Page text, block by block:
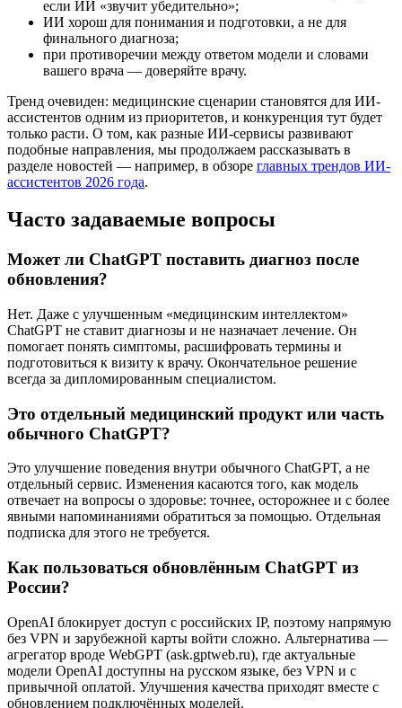
если ИИ «звучит убедительно»;
ИИ хорош для понимания и подготовки, а не для
финального диагноза;
при противоречии между ответом модели и словами
вашего врача — доверяйте врачу.
Тренд очевиден: медицинские сценарии становятся для ИИ-
ассистентов одним из приоритетов, и конкуренция тут будет
только расти. О том, как разные ИИ-сервисы развивают
подобные направления, мы продолжаем рассказывать в
разделе новостей — например, в обзоре главных трендов ИИ-
ассистентов 2026 года.
Часто задаваемые вопросы
Может ли ChatGPT поставить диагноз после
обновления?
Нет. Даже с улучшенным «медицинским интеллектом»
ChatGPT не ставит диагнозы и не назначает лечение. Он
помогает понять симптомы, расшифровать термины и
подготовиться к визиту к врачу. Окончательное решение
всегда за дипломированным специалистом.
Это отдельный медицинский продукт или часть
обычного ChatGPT?
Это улучшение поведения внутри обычного ChatGPT, а не
отдельный сервис. Изменения касаются того, как модель
отвечает на вопросы о здоровье: точнее, осторожнее и с более
явными напоминаниями обратиться за помощью. Отдельная
подписка для этого не требуется.
Как пользоваться обновлённым ChatGPT из
России?
OpenAI блокирует доступ с российских IP, поэтому напрямую
без VPN и зарубежной карты войти сложно. Альтернатива —
агрегатор вроде WebGPT (ask.gptweb.ru), где актуальные
модели OpenAI доступны на русском языке, без VPN и с
привычной оплатой. Улучшения качества приходят вместе с
обновлением подключённых моделей.